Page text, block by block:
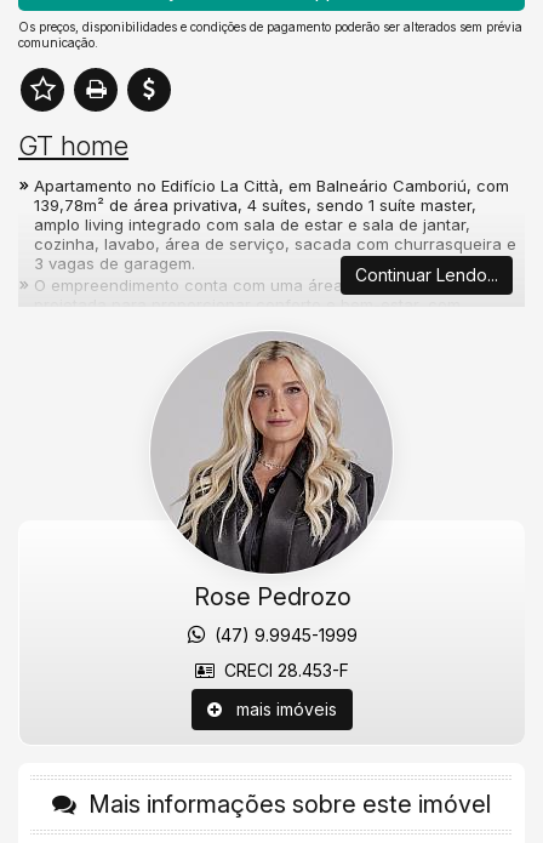
Os preços, disponibilidades e condições de pagamento poderão ser alterados sem prévia
comunicação.
GT home
Apartamento no Edifício La Città, em Balneário Camboriú, com
139,78m² de área privativa, 4 suítes, sendo 1 suíte master,
amplo living integrado com sala de estar e sala de jantar,
cozinha, lavabo, área de serviço, sacada com churrasqueira e
3 vagas de garagem.
O empreendimento conta com uma área de lazer completa,
projetada para proporcionar conforto e bem-estar, com
festas, espaço gourmet, salão de jogos, brinquedoteca,
playground, spa, sauna, bicicletário, portaria 24 horas e
sistema de segurança, oferecendo praticidade, lazer e
exclusividade para toda a família.
Localizado no Centro de Balneário Camboriú, próximo à Praia
Central, aos melhores restaurantes, comércios, serviços e
diversas opções de lazer da cidade, o Edifício La Città reúne
uma localização privilegiada, arquitetura contemporânea e um
elevado padrão de acabamento, ideal para quem busca
conforto, sofisticação e qualidade de vida.
Valores sujeitos a alteração sem aviso prévio.
Churrasqueira
Piso Porcelanato
Características do Empreendimento
Continuar Lendo...
Rose Pedrozo
(47) 9.9945-1999
CRECI 28.453-F
mais imóveis
Mais informações sobre este imóvel